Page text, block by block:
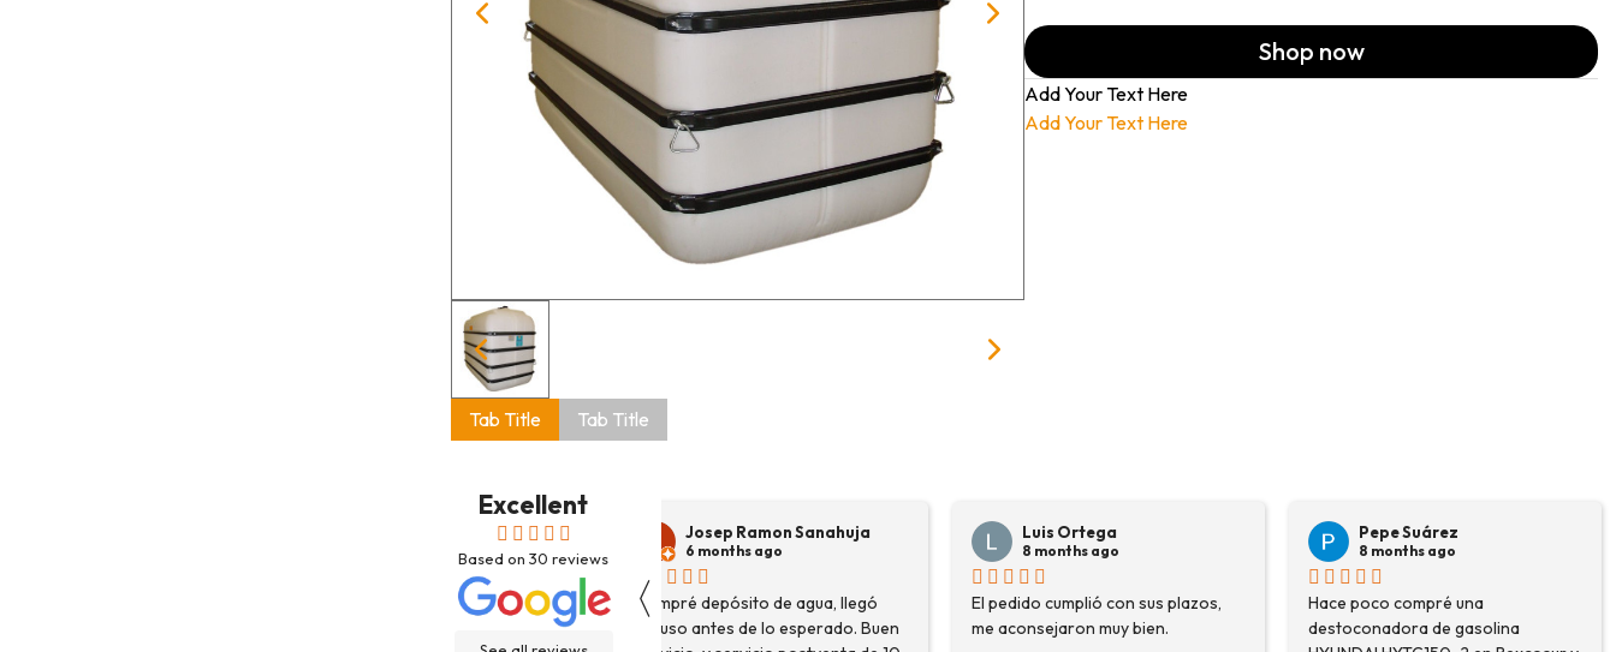
Shop now
Add Your Text Here
Add Your Text Here
Tab Title Tab Title
Excellent
Based on30 reviews
〈
Josep Ramon Sanahuja
6 months ago
Compré depósito de agua, llegó
incluso antes de lo esperado. Buen
Luis Ortega
8 months ago
El pedido cumplió con sus plazos,
me aconsejaron muy bien.
Pepe Suárez
8 months ago
Hace poco compré una
destoconadora de gasolina
Veronica Hidalgo
8 months ago
Son profesionales , serios y
precios ... Voy a repetir seguro